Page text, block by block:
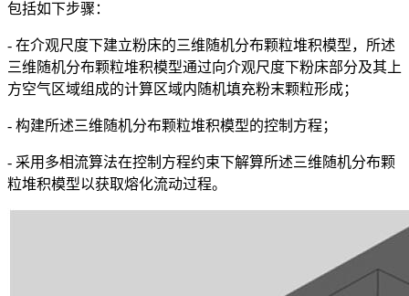
包括如下步骤：
- 在介观尺度下建立粉床的三维随机分布颗粒堆积模型，所述
三维随机分布颗粒堆积模型通过向介观尺度下粉床部分及其上
方空气区域组成的计算区域内随机填充粉末颗粒形成；
- 构建所述三维随机分布颗粒堆积模型的控制方程；
- 采用多相流算法在控制方程约束下解算所述三维随机分布颗
粒堆积模型以获取熔化流动过程。